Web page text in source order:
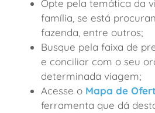
Opte pela temática da
família, se está
fazenda, entre outros;
Busque pela faixa de
e conciliar com o seu
determinada viagem;
Acesse o Mapa de
ferramenta que dá